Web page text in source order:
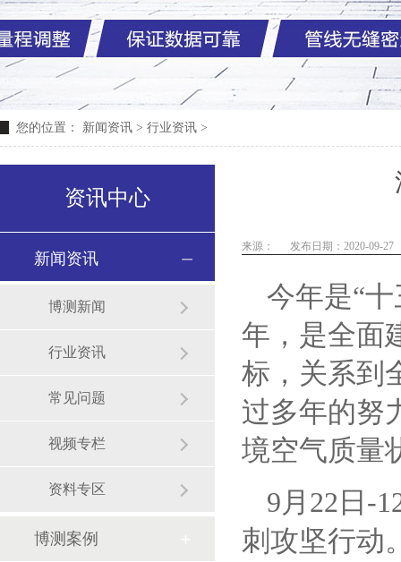
您的位置： 新闻资讯 > 行业资讯 >
资讯中心
新闻资讯
博测新闻
行业资讯
常见问题
视频专栏
资料专区
博测案例
来源： 发布日期：2020-09-27
今年是“
年，是全面
标，关系到
过多年的努
境空气质量
9月22日-
刺攻坚行动